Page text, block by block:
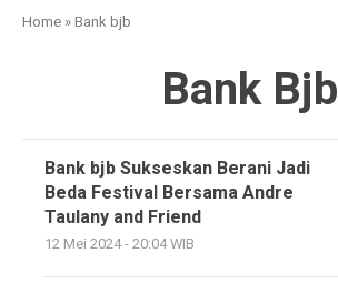
Home »Bank bjb
Bank Bjb
Bank bjb Sukseskan Berani Jadi
Beda Festival Bersama Andre
Taulany and Friend
12 Mei 2024 - 20:04 WIB